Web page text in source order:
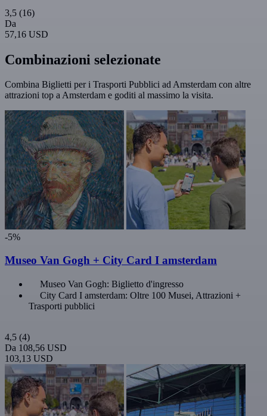
3,5 (16)
Da
57,16 USD
Combinazioni selezionate
Combina Biglietti per i Trasporti Pubblici ad Amsterdam con altre
attrazioni top a Amsterdam e goditi al massimo la visita.
-5%
Museo Van Gogh + City Card I amsterdam
Museo Van Gogh: Biglietto d'ingresso
City Card I amsterdam: Oltre 100 Musei, Attrazioni +
Trasporti pubblici
4,5 (4)
Da 108,56 USD
103,13 USD